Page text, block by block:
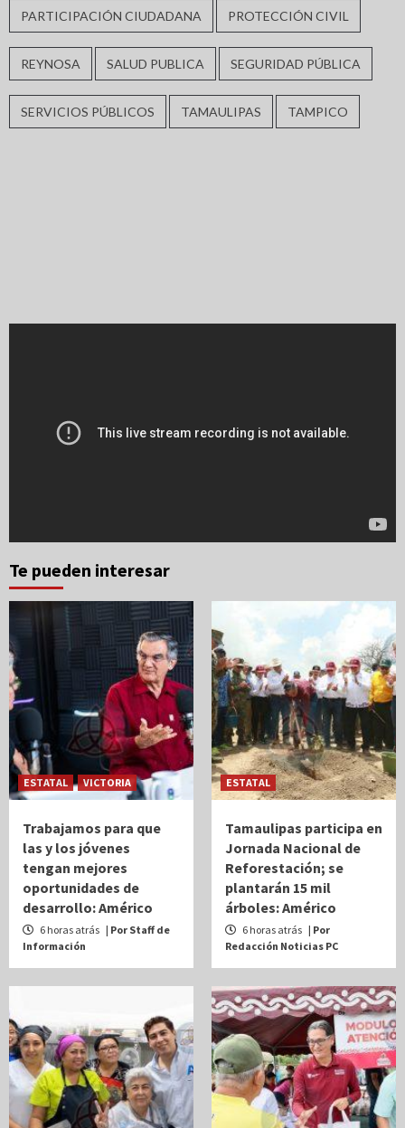
PARTICIPACIÓN CIUDADANA PROTECCIÓN CIVIL
REYNOSA SALUD PUBLICA SEGURIDAD PÚBLICA
SERVICIOS PÚBLICOS TAMAULIPAS TAMPICO
Te pueden interesar
ESTATAL VICTORIA
Trabajamos para que
las y los jóvenes
tengan mejores
oportunidades de
desarrollo: Américo
6 horas atrás | Por Staff de
Información
ESTATAL
Tamaulipas participa en
Jornada Nacional de
Reforestación; se
plantarán 15 mil
árboles: Américo
6 horas atrás | Por
Redacción Noticias PC